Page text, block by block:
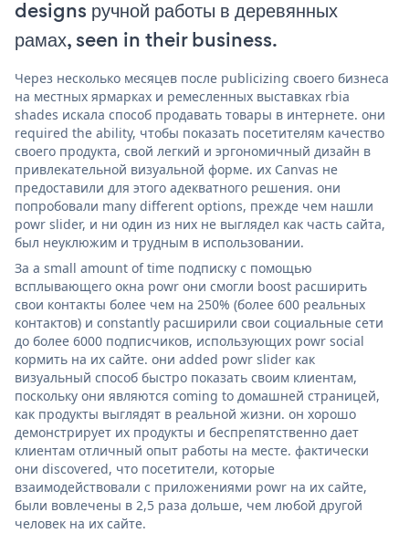
designs ручной работы в деревянных
рамах, seen in their business.
Через несколько месяцев после publicizing своего бизнеса
на местных ярмарках и ремесленных выставках rbia
shades искала способ продавать товары в интернете. они
required the ability, чтобы показать посетителям качество
своего продукта, свой легкий и эргономичный дизайн в
привлекательной визуальной форме. их Canvas не
предоставили для этого адекватного решения. они
попробовали many different options, прежде чем нашли
powr slider, и ни один из них не выглядел как часть сайта,
был неуклюжим и трудным в использовании.
За a small amount of time подписку с помощью
всплывающего окна powr они смогли boost расширить
свои контакты более чем на 250% (более 600 реальных
контактов) и constantly расширили свои социальные сети
до более 6000 подписчиков, использующих powr social
кормить на их сайте. они added powr slider как
визуальный способ быстро показать своим клиентам,
поскольку они являются coming to домашней страницей,
как продукты выглядят в реальной жизни. он хорошо
демонстрирует их продукты и беспрепятственно дает
клиентам отличный опыт работы на месте. фактически
они discovered, что посетители, которые
взаимодействовали с приложениями powr на их сайте,
были вовлечены в 2,5 раза дольше, чем любой другой
человек на их сайте.